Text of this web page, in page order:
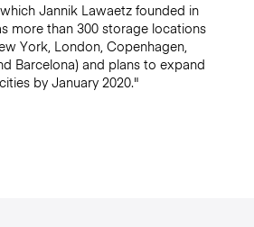
Jannik Lawaetz founded in
more than 300 storage locations
York, London, Copenhagen,
Barcelona) and plans to expand
by January 2020."